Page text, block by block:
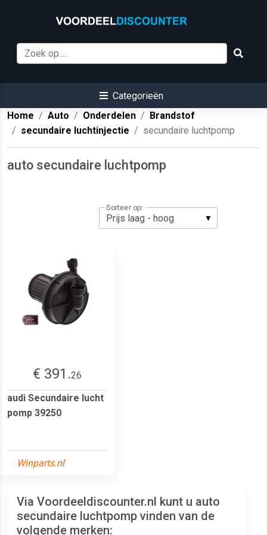
Categorieën
Home
Auto Onderdelen
Brandstof
secundaire luchtinjectie
secundaire luchtpomp
auto secundaire luchtpomp
Sorteer op:
€ 391.26
audi Secundaire lucht
pomp 39250
Winparts.nl
Via Voordeeldiscounter.nl kunt u auto
secundaire luchtpomp vinden van de
volgende merken: